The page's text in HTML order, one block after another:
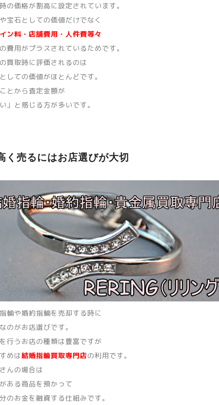
の価格が割高に設定されています。
宝石としての価値だけでなく
ン料・店舗費用・人件費等々
費用がプラスされているためです。
買取時に評価されるのは
しての価値がほとんどです。
とから査定金額が
い」と感じる方が多いです。
く売るにはお店選びが大切
輪や婚約指輪を売却する時に
のがお店選びです。
行うお店の種類は豊富ですが
めは結婚指輪買取専門店の利用です。
んの場合は
ある商品を預かって
のお金を融資する仕組みです。